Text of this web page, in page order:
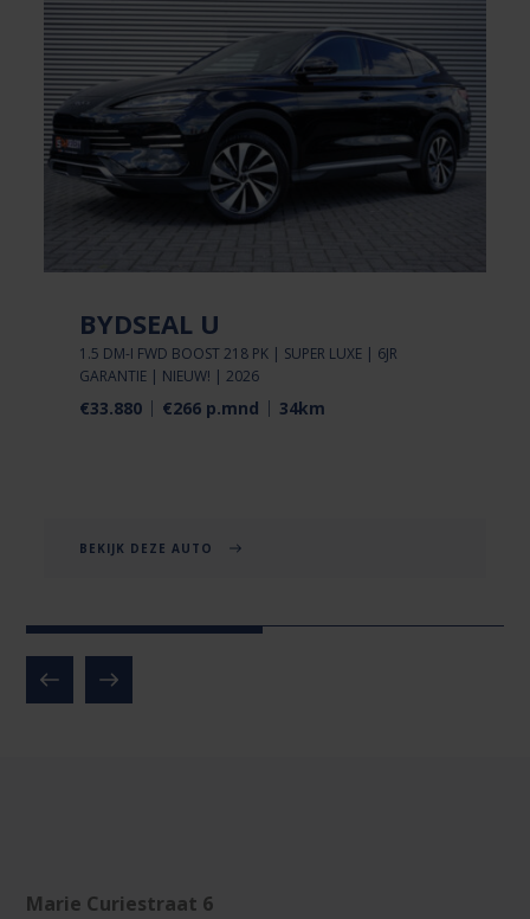
BYDSEAL U
1.5 DM-I FWD BOOST 218 PK | SUPER LUXE | 6JR
GARANTIE | NIEUW! | 2026
€33.880 €266 p.mnd 34km
BEKIJK DEZE AUTO
Marie Curiestraat 6